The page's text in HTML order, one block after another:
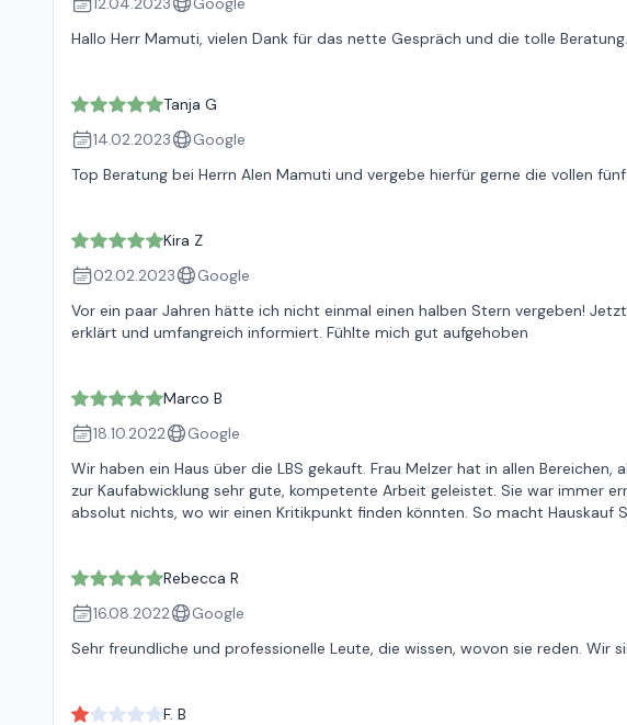
Hallo Herr Mamuti, vielen Dank für das nette Gespräch und die tolle Beratung.
Tanja G
14.02.2023
Google
Top Beratung bei Herrn Alen Mamuti und vergebe hierfür gerne die vollen
Kira Z
02.02.2023
Google
Vor ein paar Jahren hätte ich nicht einmal einen halben Stern vergeben!
erklärt und umfangreich informiert. Fühlte mich gut aufgehoben
Marco B
18.10.2022
Google
Wir haben ein Haus über die LBS gekauft. Frau Melzer hat in allen
zur Kaufabwicklung sehr gute, kompetente Arbeit geleistet. Sie war immer
absolut nichts, wo wir einen Kritikpunkt finden könnten. So macht Hauskauf
Rebecca R
16.08.2022
Google
Sehr freundliche und professionelle Leute, die wissen, wovon sie reden. Wir
F. B